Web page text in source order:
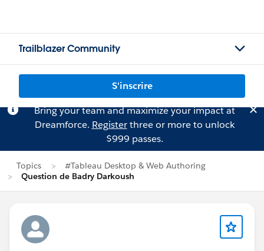
Trailblazer Community
S'inscrire
Bring your team and maximize your impact at
Dreamforce. Registerthree or more to unlock
$999 passes.
Topics
#Tableau Desktop & Web Authoring
Question de Badry Darkoush